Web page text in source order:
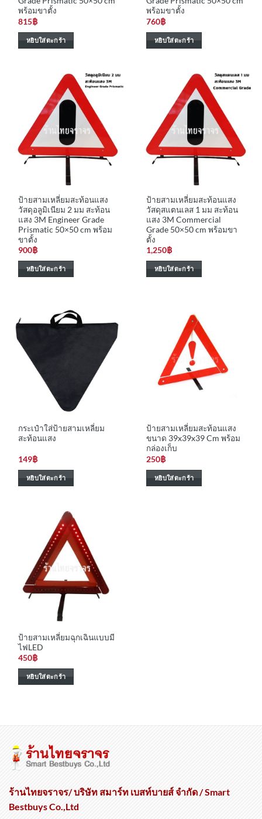
พร้อมขาตั้ง
815฿
หยิบใส่ตะกร้า
พร้อมขาตั้ง
760฿
หยิบใส่ตะกร้า
ป้ายสามเหลี่ยมสะท้อนแสง
วัสดุอลูมิเนียม 2 มม สะท้อน
แสง 3M Engineer Grade
Prismatic 50×50 cm พร้อม
ขาตั้ง
900฿
หยิบใส่ตะกร้า
ป้ายสามเหลี่ยมสะท้อนแสง
วัสดุสแตนเลส 1 มม สะท้อน
แสง 3M Commercial
Grade 50×50 cm พร้อมขา
ตั้ง
1,250฿
หยิบใส่ตะกร้า
กระเป๋าใส่ป้ายสามเหลี่ยม
สะท้อนแสง
149฿
หยิบใส่ตะกร้า
ป้ายสามเหลี่ยมสะท้อนแสง
ขนาด 39x39x39 Cm พร้อม
กล่องเก็บ
250฿
หยิบใส่ตะกร้า
ป้ายสามเหลี่ยมฉุกเฉินแบบมี
ไฟLED
450฿
หยิบใส่ตะกร้า
ร้านไทยจราจร/ บริษัท สมาร์ท เบสท์บายส์ จำกัด / Smart
Bestbuys Co.,Ltd